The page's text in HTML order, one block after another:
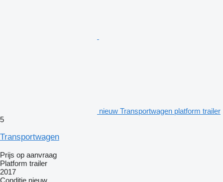
nieuw Transportwagen platform trailer
5
Transportwagen
Prijs op aanvraag
Platform trailer
2017
Conditie nieuw